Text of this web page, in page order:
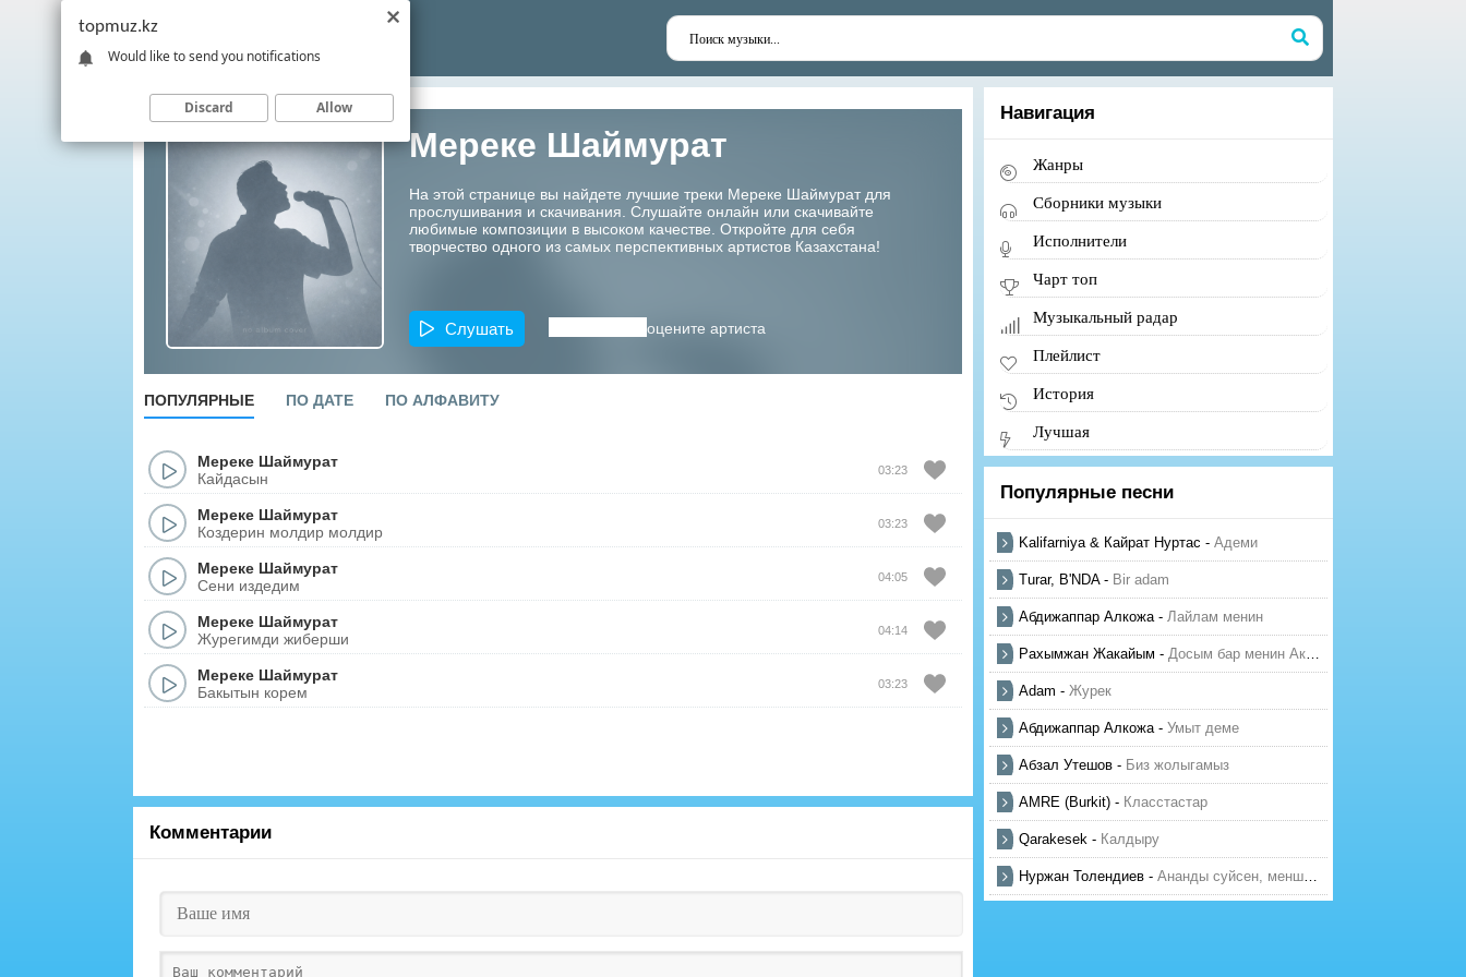
Мереке Шаймурат
На этой странице вы найдете лучшие треки Мереке Шаймурат для
прослушивания и скачивания. Слушайте онлайн или скачивайте
любимые композиции в высоком качестве. Откройте для себя
творчество одного из самых перспективных артистов Казахстана!
Слушать оцените артиста
ПОПУЛЯРНЫЕ ПО ДАТЕ ПО АЛФАВИТУ
Мереке Шаймурат
Кайдасын
03:23
Мереке Шаймурат
Коздерин молдир молдир
03:23
Мереке Шаймурат
Сени издедим
04:05
Мереке Шаймурат
Журегимди жиберши
04:14
Мереке Шаймурат
Бакытын корем
03:23
Комментарии
Навигация
Жанры
Сборники музыки
Исполнители
Чарт топ
Музыкальный радар
Плейлист
История
Лучшая
Популярные песни
Kalifarniya & Кайрат Нуртас - Адеми
Turar, B'NDA- Bir adam
Абдижаппар Алкожа- Лайлам менин
Рахымжан Жакайым - Досым бар менин Актауда
Adam - Журек
Абдижаппар Алкожа- Умыт деме
Абзал Утешов - Биз жолыгамыз
AMRE (Burkit) - Класстастар
Qarakesek - Калдыру
Нуржан Толендиев - Ананды суйсен, менше суй
topmuz.kz
Would like to send you notifications
Discard Allow